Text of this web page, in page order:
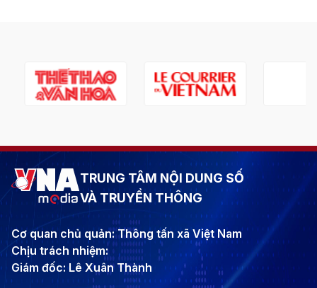
TRUNG TÂM NỘI DUNG SỐ
VÀ TRUYỀN THÔNG
Cơ quan chủ quản: Thông tấn xã Việt Nam
Chịu trách nhiệm:
Giám đốc: Lê Xuân Thành